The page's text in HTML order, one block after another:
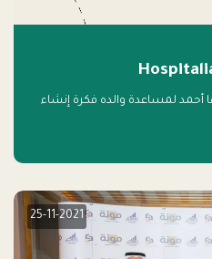
أحمد لمساعدة والده فكرة إنشاء
25-11-2021